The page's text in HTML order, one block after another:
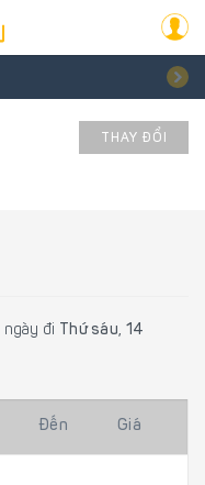
THAY ĐỔI
ngày đi Thứ sáu, 14
Đến Giá